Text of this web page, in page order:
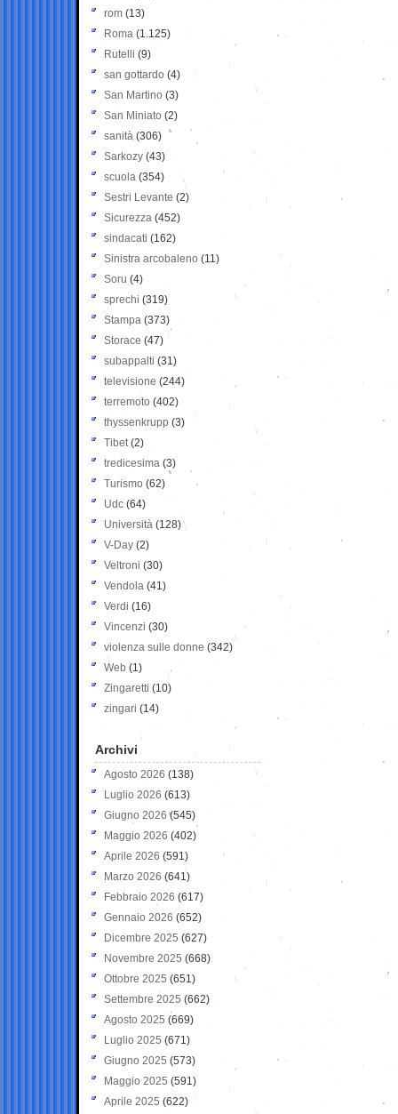
rom (13)
Roma (1.125)
Rutelli (9)
san gottardo (4)
San Martino (3)
San Miniato (2)
sanità (306)
Sarkozy (43)
scuola (354)
Sestri Levante (2)
Sicurezza (452)
sindacati (162)
Sinistra arcobaleno (11)
Soru (4)
sprechi (319)
Stampa (373)
Storace (47)
subappalti (31)
televisione(244)
terremoto (402)
thyssenkrupp (3)
Tibet(2)
tredicesima (3)
Turismo (62)
Udc (64)
Università (128)
V-Day (2)
Veltroni (30)
Vendola (41)
Verdi (16)
Vincenzi (30)
violenza sulle donne (342)
Web (1)
Zingaretti (10)
zingari (14)
Archivi
Agosto 2026 (138)
Luglio 2026 (613)
Giugno 2026 (545)
Maggio 2026 (402)
Aprile 2026 (591)
Marzo 2026 (641)
Febbraio 2026 (617)
Gennaio 2026 (652)
Dicembre 2025 (627)
Novembre 2025 (668)
Ottobre 2025 (651)
Settembre 2025 (662)
Agosto 2025 (669)
Luglio 2025 (671)
Giugno 2025 (573)
Maggio 2025 (591)
Aprile 2025 (622)